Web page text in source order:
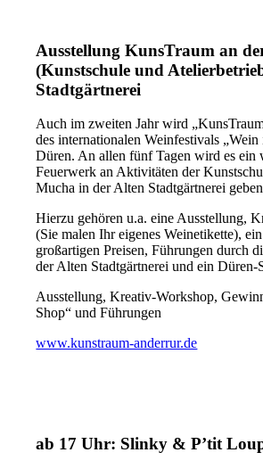
Ausstellung KunsTraum an
(Kunstschule und
Stadtgärtnerei
Auch im zweiten Jahr wird
des internationalen Weinfestivals „Wein
Düren. An allen fünf Tagen wird es ein
Feuerwerk an Aktivitäten der
Mucha in der Alten Stadtgärtnerei
Hierzu gehören u.a. eine Ausstellung,
(Sie malen Ihr eigenes Weinetikette),
großartigen Preisen, Führungen durch
der Alten Stadtgärtnerei und ein Düren-
Ausstellung, Kreativ-Workshop,
Shop“ und Führungen
www.kunstraum-anderrur.de
ab 17 Uhr: Slinky & P’tit